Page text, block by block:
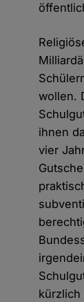
wollen.
ihnen
vier
kürzlich